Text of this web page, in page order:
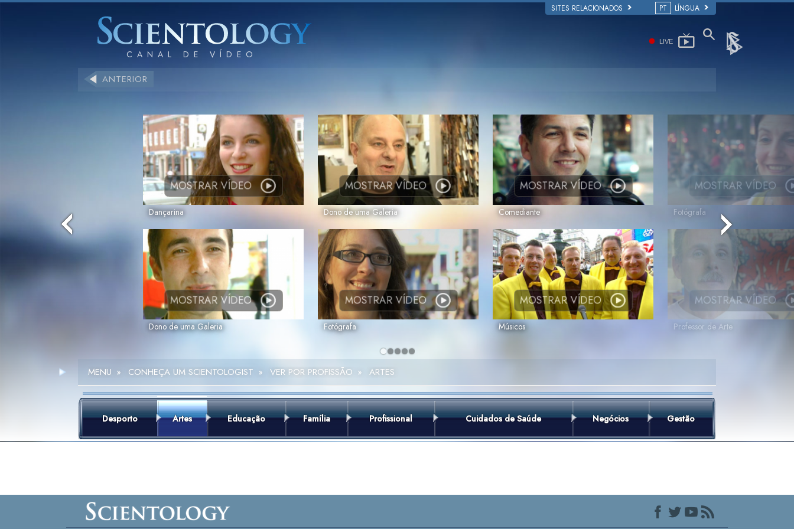
SITES RELACIONADOS PT LÍNGUA
LIVE
ANTERIOR
MOSTRAR VÍDEO
Dançarina
MOSTRAR VÍDEO
Dono de uma Galeria
MOSTRAR VÍDEO
Comediante
MOSTRAR VÍDEO
Dono de uma Galeria
MOSTRAR VÍDEO
Fotógrafa
MOSTRAR VÍDEO
Músicos
MOSTRAR VÍDEO
Fotógrafa
MOSTRAR VÍDEO
Professor de Arte
MENU » CONHEÇA UM SCIENTOLOGIST » VER POR PROFISSÃO » ARTES
Desporto Artes Educação Família Profissional Cuidados de Saúde Negócios Gestão